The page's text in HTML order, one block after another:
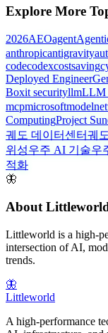
Explore More
2026AEOagent
anthropicantigravity
codecodexcostsaving
Deployed Engineer
Boxit securityllmLLM
mcpmicrosoftmodel
ComputingProject
궤도 데이터센터궤
위성우주 AI 기술우
적화
🦋
About
Littleworld is a high-
intersection of AI,
trends.
🦋
Littleworld
A high-performance